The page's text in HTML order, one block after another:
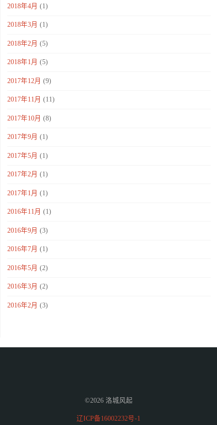
2018年4月 (1)
2018年3月 (1)
2018年2月 (5)
2018年1月 (5)
2017年12月 (9)
2017年11月 (11)
2017年10月 (8)
2017年9月 (1)
2017年5月 (1)
2017年2月 (1)
2017年1月 (1)
2016年11月 (1)
2016年9月 (3)
2016年7月 (1)
2016年5月 (2)
2016年3月 (2)
2016年2月 (3)
©2026 洛城风起
辽ICP备16002232号-1